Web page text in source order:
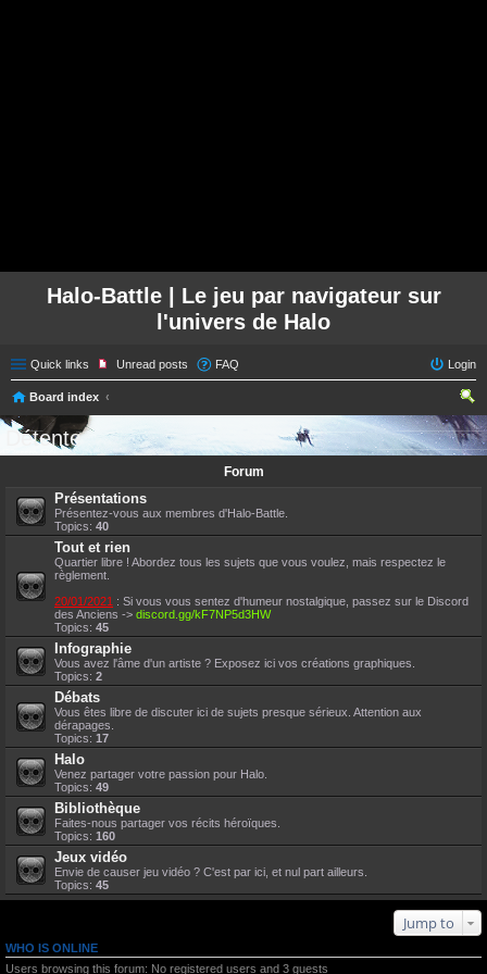
Halo-Battle | Le jeu par navigateur sur
l'univers de Halo
Quick links Unread posts FAQ Login
Board index
ear
ch
Détente
Forum
Présentations
Présentez-vous aux membres d'Halo-Battle.
Topics: 40
Tout et rien
Quartier libre ! Abordez tous les sujets que vous voulez, mais respectez le
règlement.
20/01/2021 : Si vous vous sentez d'humeur nostalgique, passez sur le Discord
des Anciens -> discord.gg/kF7NP5d3HW
Topics: 45
Infographie
Vous avez l'âme d'un artiste ? Exposez ici vos créations graphiques.
Topics: 2
Débats
Vous êtes libre de discuter ici de sujets presque sérieux. Attention aux
dérapages.
Topics: 17
Halo
Venez partager votre passion pour Halo.
Topics: 49
Bibliothèque
Faites-nous partager vos récits héroïques.
Topics: 160
Jeux vidéo
Envie de causer jeu vidéo ? C'est par ici, et nul part ailleurs.
Topics: 45
Jump to
WHO IS ONLINE
Users browsing this forum: No registered users and 3 guests